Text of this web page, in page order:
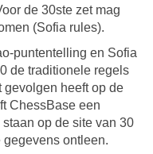
de 30ste zet mag
(Sofia rules).
puntentelling en Sofia
de traditionele regels
gevolgen heeft op de
ChessBase een
op de site van 30
ontleen.